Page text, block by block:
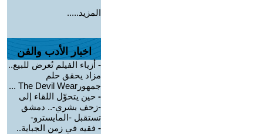
المزيد.....
اخبار الأدب والفن
- أزياء الفيلم تُعرض للبيع..
مزاد يحقق حلم
جمهورThe Devil Wear ...
- حين يتحوّل اللقاء إلى
-زحف بشري-.. دمشق
تستقبل -المايسترو-
- فقيه في زمن الجباية..